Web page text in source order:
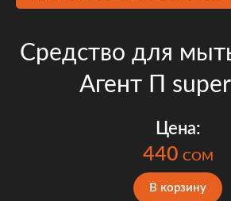
Средство для
Агент П
Цена:
440 COM
В корзину